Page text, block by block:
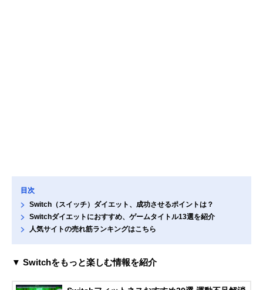
目次
Switch（スイッチ）ダイエット、成功させるポイントは？
Switchダイエットにおすすめ、ゲームタイトル13選を紹介
人気サイトの売れ筋ランキングはこちら
▼ Switchをもっと楽しむ情報を紹介